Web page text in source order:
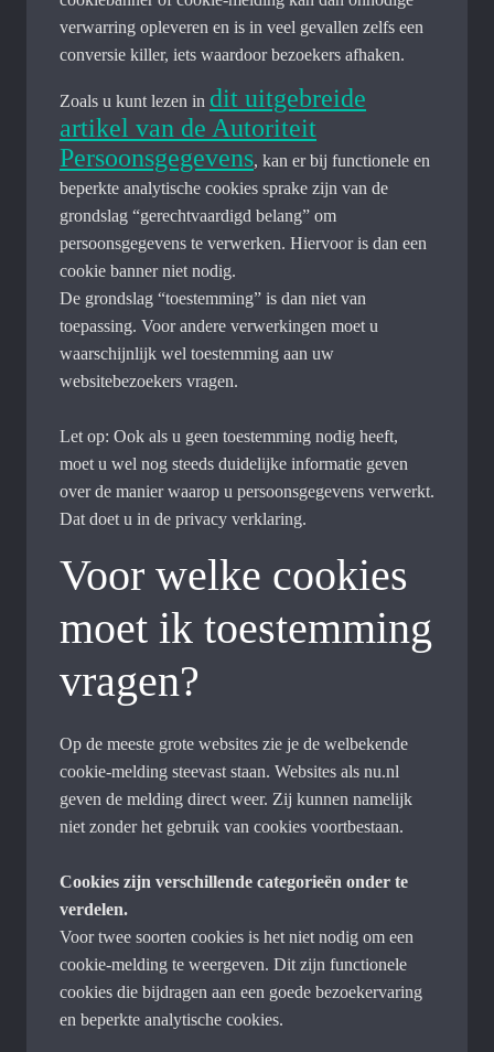
verwarring opleveren en is in veel gevallen zelfs een
conversie killer, iets waardoor bezoekers afhaken.
Zoals u kunt lezen in dit uitgebreide
artikel van de Autoriteit
Persoonsgegevens, kan er bij functionele en
beperkte analytische cookies sprake zijn van de
grondslag “gerechtvaardigd belang” om
persoonsgegevens te verwerken. Hiervoor is dan een
cookie banner niet nodig.
De grondslag “toestemming” is dan niet van
toepassing. Voor andere verwerkingen moet u
waarschijnlijk wel toestemming aan uw
websitebezoekers vragen.
Let op: Ook als u geen toestemming nodig heeft,
moet u wel nog steeds duidelijke informatie geven
over de manier waarop u persoonsgegevens verwerkt.
Dat doet u in de privacy verklaring.
Voor welke cookies
moet ik toestemming
vragen?
Op de meeste grote websites zie je de welbekende
cookie-melding steevast staan. Websites als nu.nl
geven de melding direct weer. Zij kunnen namelijk
niet zonder het gebruik van cookies voortbestaan.
Cookies zijn verschillende categorieën onder te
verdelen.
Voor twee soorten cookies is het niet nodig om een
cookie-melding te weergeven. Dit zijn functionele
cookies die bijdragen aan een goede bezoekervaring
en beperkte analytische cookies.